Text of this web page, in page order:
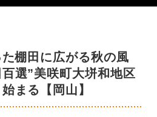
棚田に広がる秋の風
選”美咲町大垪和地区
まる【岡山】